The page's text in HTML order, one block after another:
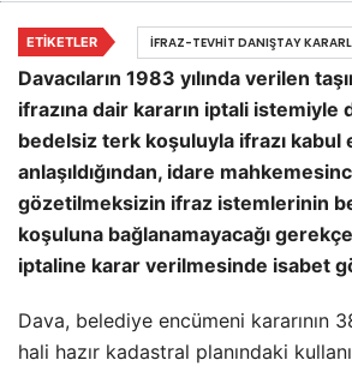
Davacıların 1983 yılında verilen
ifrazına dair kararın iptali istemiyle
bedelsiz terk koşuluyla ifrazı kabul
anlaşıldığından, idare
gözetilmeksizin ifraz istemlerinin
koşuluna bağlanamayacağı
iptaline karar verilmesinde isabet
Dava, belediye encümeni kararının
hali hazır kadastral planındaki
ETIKETLER İFRAZ-TEVHIT DANIŞTAY